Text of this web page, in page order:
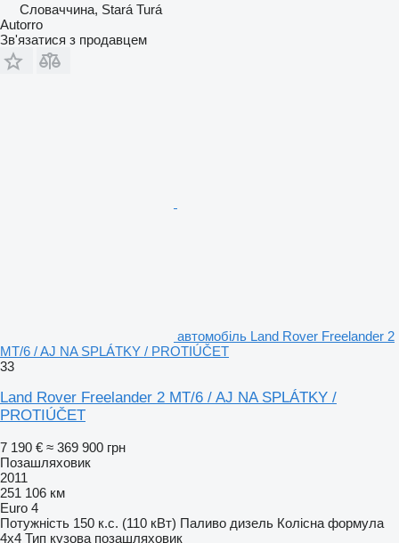
Словаччина, Stará Turá
Autorro
Зв'язатися з продавцем
автомобіль Land Rover Freelander 2
MT/6 / AJ NA SPLÁTKY / PROTIÚČET
33
Land Rover Freelander 2 MT/6 / AJ NA SPLÁTKY /
PROTIÚČET
7 190 € ≈ 369 900 грн
Позашляховик
2011
251 106 км
Euro 4
Потужність 150 к.с. (110 кВт) Паливо дизель Колісна формула
4x4 Тип кузова позашляховик